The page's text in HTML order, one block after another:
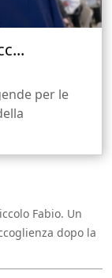
per le
Fabio. Un
dopo la